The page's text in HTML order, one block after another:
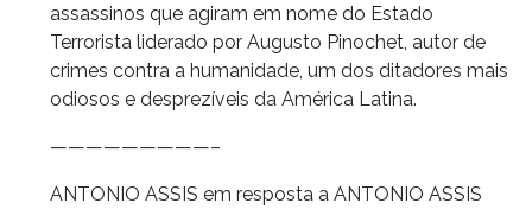
assassinos que agiram em nome do Estado
Terrorista liderado por Augusto Pinochet, autor de
crimes contra a humanidade, um dos ditadores mais
odiosos e desprezíveis da América Latina.
—————————–
ANTONIO ASSIS em resposta a ANTONIO ASSIS